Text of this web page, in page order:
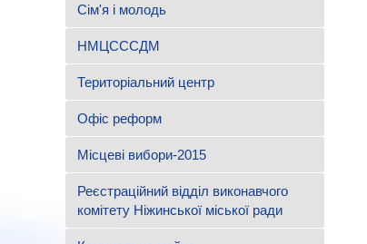
Сім'я і молодь
НМЦСССДМ
Територіальний центр
Офіс реформ
Місцеві вибори-2015
Реєстраційний відділ виконавчого
комітету Ніжинської міської ради